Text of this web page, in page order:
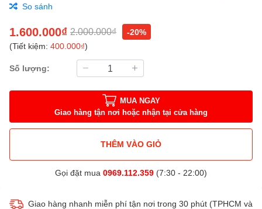
So sánh
1.600.000₫ 2.000.000₫
-20%
(Tiết kiệm: 400.000₫)
Số lượng:
MUA NGAY
Giao hàng tận nơi hoặc nhận tại cửa hàng
THÊM VÀO GIỎ
Gọi đặt mua 0969.112.359 (7:30 - 22:00)
Giao hàng nhanh miễn phí tận nơi trong 30 phút (TPHCM và